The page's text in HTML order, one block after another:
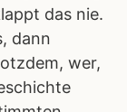
das nie.
dann
wer,